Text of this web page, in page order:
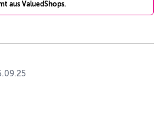
aus ValuedShops.
2025
2025